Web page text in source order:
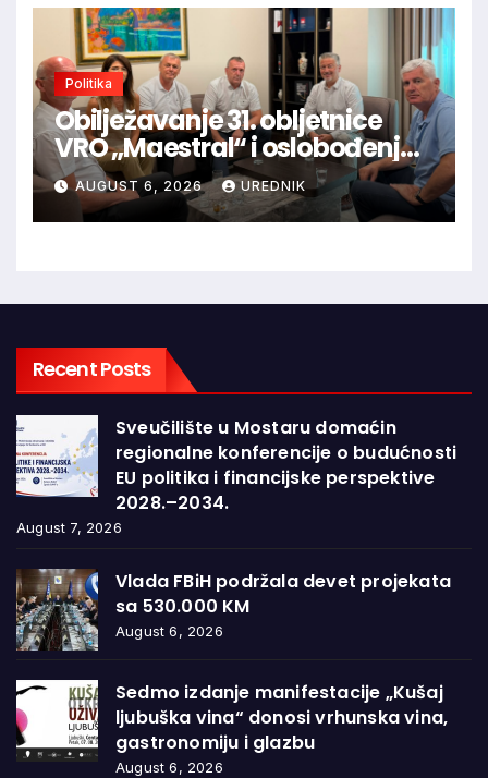
Politika
Obilježavanje 31. obljetnice
VRO „Maestral“ i oslobođenja
Jajca uz pokroviteljstvo HNS-a
BiHAUGUST 6, 2026 UREDNIK
Recent Posts
Sveučilište u Mostaru domaćin
regionalne konferencije o budućnosti
EU politika i financijske perspektive
2028.–2034.
August 7, 2026
Vlada FBiH podržala devet projekata
sa 530.000 KM
August 6, 2026
Sedmo izdanje manifestacije „Kušaj
ljubuška vina“ donosi vrhunska vina,
gastronomiju i glazbu
August 6, 2026